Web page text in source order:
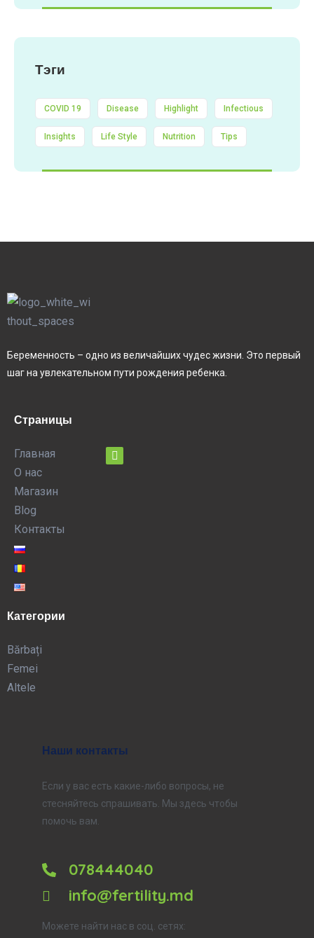
Тэги
COVID 19 Disease Highlight Infectious
Insights Life Style Nutrition Tips
Беременность – одно из величайших чудес жизни. Это первый
шаг на увлекательном пути рождения ребенка.
Страницы
Главная
О нас
Магазин
Blog
Контакты
Категории
Bărbați
Femei
Altele
Наши контакты
Если у вас есть какие-либо вопросы, не
стесняйтесь спрашивать. Мы здесь чтобы
помочь вам.
078444040
info@fertility.md
Можете найти нас в соц. сетях: